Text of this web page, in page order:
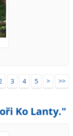
3 4 5 > >>
Ko Lanty."